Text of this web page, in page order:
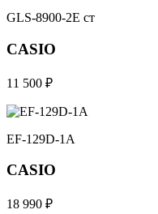
GLS-8900-2E ст
CASIO
11 500 ₽
EF-129D-1A
CASIO
18 990 ₽